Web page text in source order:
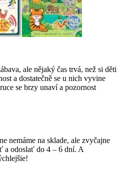
ale nějaký čas trvá, než si děti
a dostatečně se u nich vyvine
se brzy unaví a pozornost
nemáme na sklade, ale zvyčajne
a odoslať do 4 – 6 dní. A